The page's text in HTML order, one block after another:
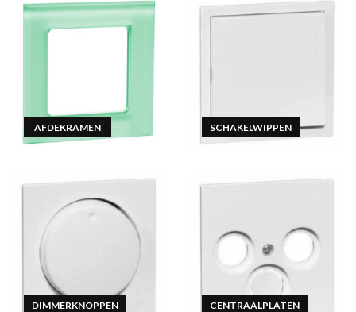
AFDEKRAMEN SCHAKELWIPPEN
DIMMERKNOPPEN CENTRAALPLATEN